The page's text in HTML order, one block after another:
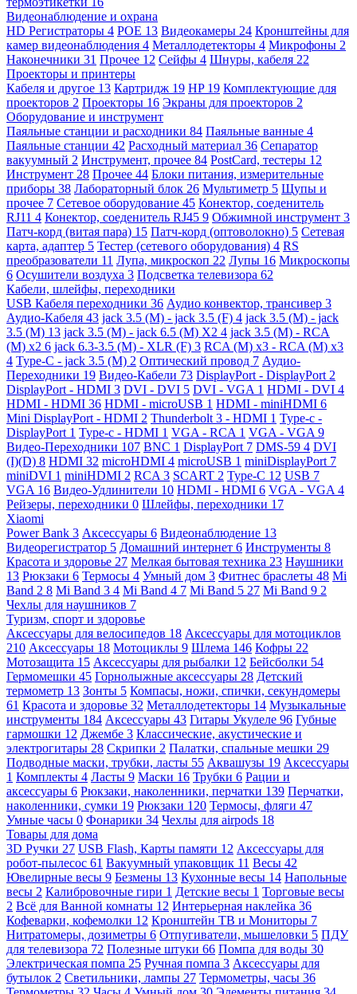
Видеонаблюдение и охрана
HD Регистраторы 4 POE 13 Видеокамеры 24 Кронштейны для
камер видеонаблюдения 4 Металлодетекторы 4 Микрофоны 2
Наконечники 31 Прочее 12 Сейфы 4 Шнуры, кабеля 22
Проекторы и принтеры
Кабеля и другое 13 Картридж 19 HP 19 Комплектующие для
проекторов 2 Проекторы 16 Экраны для проекторов 2
Оборудование и инструмент
Паяльные станции и расходники 84 Паяльные ванные 4
Паяльные станции 42 Расходный материал 36 Сепаратор
вакуумный 2 Инструмент, прочее 84 PostCard, тестеры 12
Инструмент 28 Прочее 44 Блоки питания, измерительные
приборы 38 Лабораторный блок 26 Мультиметр 5 Щупы и
прочее 7 Сетевое оборудование 45 Конектор, соеденитель
RJ11 4 Конектор, соеденитель RJ45 9 Обжимной инструмент 3
Патч-корд (витая пара) 15 Патч-корд (оптоволокно) 5 Сетевая
карта, адаптер 5 Тестер (сетевого оборудования) 4 RS
преобразователи 11 Лупа, микроскоп 22 Лупы 16 Микроскопы
6 Осушители воздуха 3 Подсветка телевизора 62
Кабели, шлейфы, переходники
USB Кабеля переходники 36 Аудио конвектор, трансивер 3
Аудио-Кабеля 43 jack 3.5 (M) - jack 3.5 (F) 4 jack 3.5 (M) - jack
3.5 (M) 13 jack 3.5 (M) - jack 6.5 (M) X2 4 jack 3.5 (M) - RCA
(M) x2 6 jack 6.3-3.5 (M) - XLR (F) 3 RCA (M) x3 - RCA (M) x3
4 Type-C - jack 3.5 (M) 2 Оптический провод 7 Аудио-
Переходники 19 Видео-Кабели 73 DisplayPort - DisplayPort 2
DisplayPort - HDMI 3 DVI - DVI 5 DVI - VGA 1 HDMI - DVI 4
HDMI - HDMI 36 HDMI - microUSB 1 HDMI - miniHDMI 6
Mini DisplayPort - HDMI 2 Thunderbolt 3 - HDMI 1 Type-c -
DisplayPort 1 Type-c - HDMI 1 VGA - RCA 1 VGA - VGA 9
Видео-Переходники 107 BNC 1 DisplayPort 7 DMS-59 4 DVI
(I)(D) 8 HDMI 32 microHDMI 4 microUSB 1 miniDisplayPort 7
miniDVI 1 miniHDMI 2 RCA 3 SCART 2 Type-C 12 USB 7
VGA 16 Видео-Удлинители 10 HDMI - HDMI 6 VGA - VGA 4
Рейзеры, переходники 0 Шлейфы, переходники 17
Xiaomi
Power Bank 3 Аксессуары 6 Видеонаблюдение 13
Видеорегистратор 5 Домашний интернет 6 Инструменты 8
Красота и здоровье 27 Мелкая бытовая техника 23 Наушники
13 Рюкзаки 6 Термосы 4 Умный дом 3 Фитнес браслеты 48 Mi
Band 2 8 Mi Band 3 4 Mi Band 4 7 Mi Band 5 27 Mi Band 9 2
Чехлы для наушников 7
Туризм, спорт и здоровье
Аксессуары для велосипедов 18 Аксессуары для мотоциклов
210 Аксессуары 18 Мотоциклы 9 Шлема 146 Кофры 22
Мотозащита 15 Аксессуары для рыбалки 12 Бейсболки 54
Гермомешки 45 Горнолыжные аксессуары 28 Детский
термометр 13 Зонты 5 Компасы, ножи, спички, секундомеры
61 Красота и здоровье 32 Металлодетекторы 14 Музыкальные
инструменты 184 Аксессуары 43 Гитары Укулеле 96 Губные
гармошки 12 Джембе 3 Классические, акустические и
электрогитары 28 Скрипки 2 Палатки, спальные мешки 29
Подводные маски, трубки, ласты 55 Аквашузы 19 Аксессуары
1 Комплекты 4 Ласты 9 Маски 16 Трубки 6 Рации и
аксессуары 6 Рюкзаки, наколенники, перчатки 139 Перчатки,
наколенники, сумки 19 Рюкзаки 120 Термосы, фляги 47
Умные часы 0 Фонарики 34 Чехлы для airpods 18
Товары для дома
3D Ручки 27 USB Flash, Карты памяти 12 Аксессуары для
робот-пылесос 61 Вакуумный упаковщик 11 Весы 42
Ювелирные весы 9 Безмены 13 Кухонные весы 14 Напольные
весы 2 Калибровочные гири 1 Детские весы 1 Торговые весы
2 Всё для Ванной комнаты 12 Интерьерная наклейка 36
Кофеварки, кофемолки 12 Кронштейн ТВ и Мониторы 7
Нитратомеры, дозиметры 6 Отпугиватели, мышеловки 5 ПДУ
для телевизора 72 Полезные штуки 66 Помпа для воды 30
Электрическая помпа 25 Ручная помпа 3 Аксессуары для
бутылок 2 Светильники, лампы 27 Термометры, часы 36